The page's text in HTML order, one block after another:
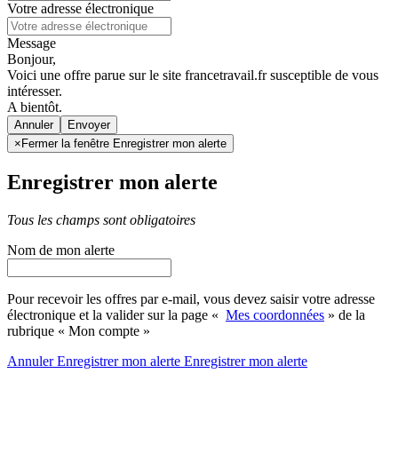
Votre adresse électronique
Message
Bonjour,
Voici une offre parue sur le site francetravail.fr susceptible de vous
intéresser.
A bientôt.
Annuler
× Fermer la fenêtre Enregistrer mon alerte
Enregistrer mon alerte
Tous les champs sont obligatoires
Nom de mon alerte
Pour recevoir les offres par e-mail, vous devez saisir votre adresse
électronique et la valider sur la page « Mes coordonnées » de la
rubrique « Mon compte »
AnnulerEnregistrer mon alerte Enregistrermon alerte